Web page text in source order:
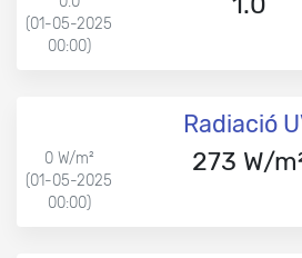
(01-05-2025
00:00)
Radiació
0 W/m²
(01-05-2025
00:00)
273 W/